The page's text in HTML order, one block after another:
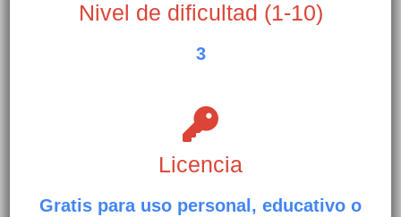
Nivel de dificultad (1-10)
3
Licencia
Gratis para uso personal, educativo o